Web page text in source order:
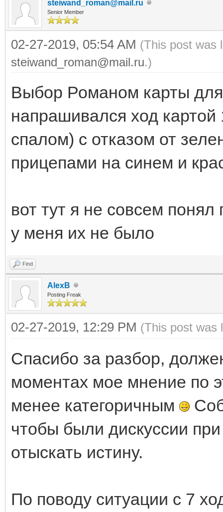
steiwand_roman@mail.ru
Senior Member
02-27-2019, 05:54 AM (This post was
steiwand_roman@mail.ru.)
Выбор Романом карты
напрашивался ход
спалом) с отказом от
прицепами на синем и
вот тут я не совсем
у меня их не было
Find
AlexB
Posting Freak
02-27-2019, 12:29 PM (This post was
Спасибо за разбор,
моментах мое мнение по
менее категоричным
чтобы были дискуссии
отыскать истину.
По поводу ситуации с 7